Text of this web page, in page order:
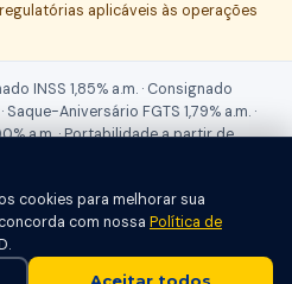
aplicáveis às operações
INSS 1,85% a.m. · Consignado
Aniversário FGTS 1,79% a.m. ·
a.m. · Portabilidade a partir de
produto, prazo, valor contratado,
Operações sujeitas a análise
S.A. Informações sobre tarifas,
disponíveis na proposta final.
pelo Banco do Brasil S.A. (CNPJ
cookies para melhorar sua
com nossa Política de